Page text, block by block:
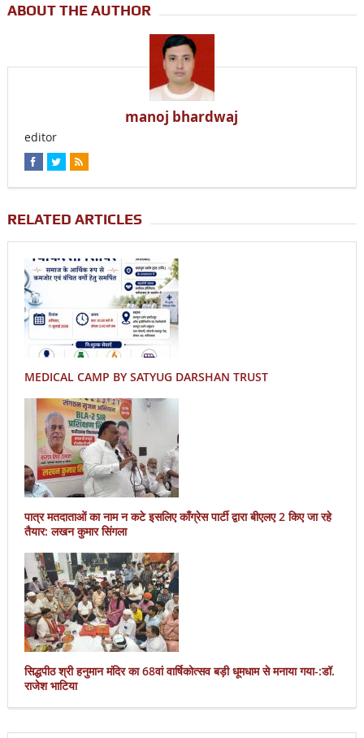
ABOUT THE AUTHOR
manoj bhardwaj
editor
RELATED ARTICLES
MEDICAL CAMP BY SATYUG DARSHAN TRUST
पात्र मतदाताओं का नाम न कटे इसलिए काँग्रेस पार्टी द्वारा बीएलए 2 किए जा रहे
तैयार: लखन कुमार सिंगला
सिद्धपीठ श्री हनुमान मंदिर का 68वां वार्षिकोत्सव बड़ी धूमधाम से मनाया गया-:डॉ.
राजेश भाटिया